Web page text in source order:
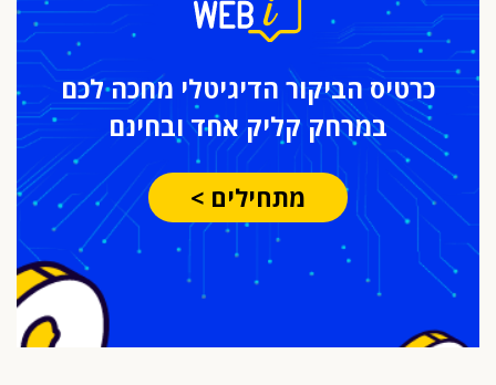
כרטיס הביקור הדיגיטלי מחכה לכם
במרחק קליק אחד ובחינם
מתחילים >